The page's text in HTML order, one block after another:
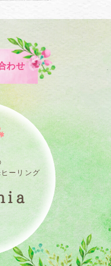
わせ
ーリング